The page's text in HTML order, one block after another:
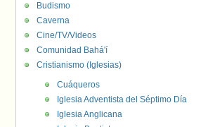
Budismo
Caverna
Cine/TV/Videos
Comunidad Bahá'í
Cristianismo (Iglesias)
Cuáqueros
Iglesia Adventista del Séptimo Día
Iglesia Anglicana